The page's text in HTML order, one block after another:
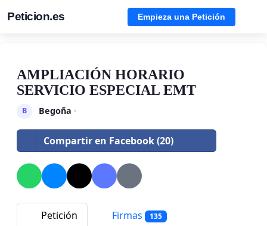
Peticion.es Empieza una Petición
AMPLIACIÓN HORARIO
SERVICIO ESPECIAL EMT
B Begoña ·
Compartir en Facebook (20)
Petición Firmas 135